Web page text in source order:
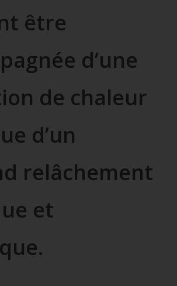
être
d’une
de chaleur
d’un
relâchement
et